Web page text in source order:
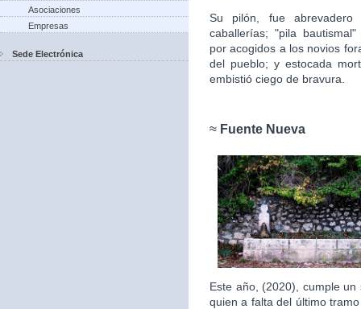
Asociaciones
Empresas
Sede Electrónica
Su pilón, fue abrevadero
caballerías; "pila
por acogidos a los novios
del pueblo; y estocada
embistió ciego de bravura.
≈ Fuente Nueva
Este año, (2020), cumple
quien a falta del último